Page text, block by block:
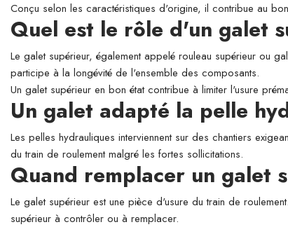
Conçu selon les caractéristiques d'origine, il contribue au
Quel est le rôle d'un galet
Le galet supérieur, également appelé rouleau supérieur ou
participe à la longévité de l'ensemble des composants.
Un galet supérieur en bon état contribue à limiter l'usure
Un galet adapté la pelle
Les pelles hydrauliques interviennent sur des chantiers
du train de roulement malgré les fortes sollicitations.
Quand remplacer un galet
Le galet supérieur est une pièce d'usure du train de
supérieur à contrôler ou à remplacer.